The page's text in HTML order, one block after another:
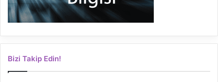
Bizi Takip Edin!